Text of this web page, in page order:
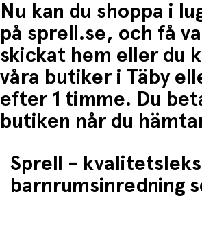
Nu kan du shoppa i
på sprell.se, och få
skickat hem eller du
våra butiker i Täby
efter 1 timme. Du
butiken når du
Sprell -
barnrumsinredning